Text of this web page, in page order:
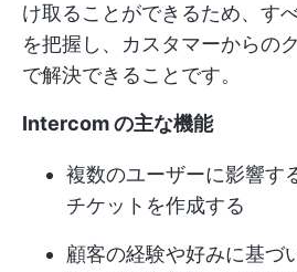
け取ることができるため、す
を把握し、カスタマーからの
で解決できることです。
Intercom の主な機能
複数のユーザーに影響す
チケットを作成する
顧客の経験や好みに基づ